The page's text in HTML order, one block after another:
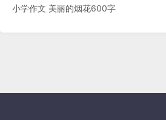
小学作文 美丽的烟花600字